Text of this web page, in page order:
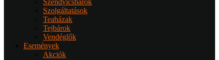
Szendvicsbárok
Szolgáltatások
Teaházak
Tejbárok
Vendéglők
Események
Akciók